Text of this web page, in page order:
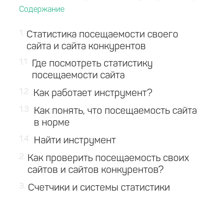
1
Статистика посещаемости своего
сайта и сайта конкурентов
1.1
Где посмотреть статистику
посещаемости сайта
1.2 Как работает инструмент?
1.3
Как понять, что посещаемость сайта
в норме
1.4 Найти инструмент
2
Как проверить посещаемость своих
сайтов и сайтов конкурентов?
3 Счетчики и системы статистики